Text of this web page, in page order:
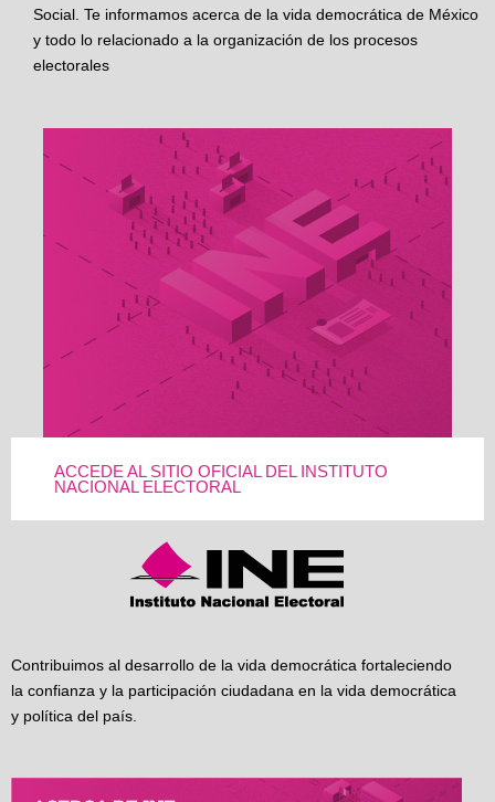
Social. Te informamos acerca de la vida democrática de México
y todo lo relacionado a la organización de los procesos
electorales
ACCEDE AL SITIO OFICIAL DEL INSTITUTO
NACIONAL ELECTORAL
Contribuimos al desarrollo de la vida democrática fortaleciendo
la confianza y la participación ciudadana en la vida democrática
y política del país.